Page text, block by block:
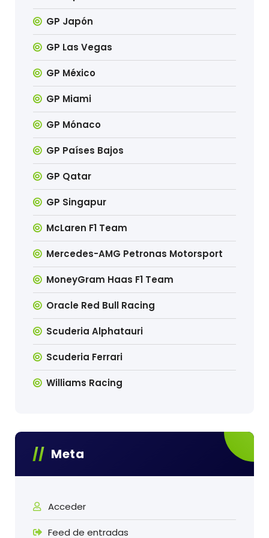
GP Japón
GP Las Vegas
GP México
GP Miami
GP Mónaco
GP Países Bajos
GP Qatar
GP Singapur
McLaren F1 Team
Mercedes-AMG Petronas Motorsport
MoneyGram Haas F1 Team
Oracle Red Bull Racing
Scuderia Alphatauri
Scuderia Ferrari
Williams Racing
Meta
Acceder
Feed de entradas